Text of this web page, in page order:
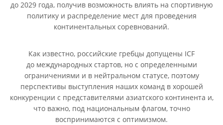
до 2029 года, получив возможность влиять на спортивную
политику и распределение мест для проведения
континентальных соревнований.
Как известно, российские гребцы допущены ICF
до международных стартов, но с определенными
ограничениями и в нейтральном статусе, поэтому
перспективы выступления наших команд в хорошей
конкуренции с представителями азиатского континента и,
что важно, под национальным флагом, точно
воспринимаются с оптимизмом.